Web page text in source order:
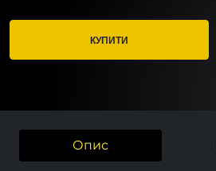
КУПИТИ
Опис